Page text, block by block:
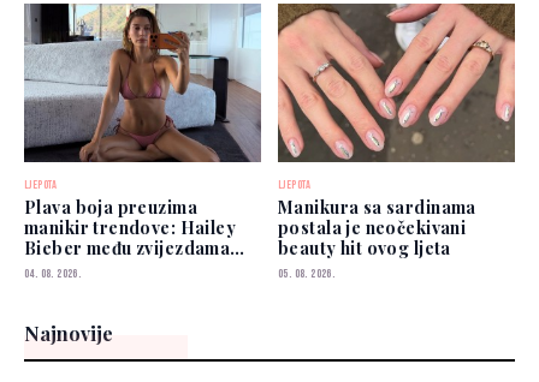
LJEPOTA
Plava boja preuzima
manikir trendove: Hailey
Bieber među zvijezdama
koje je već nose
04. 08. 2026.
LJEPOTA
Manikura sa sardinama
postala je neočekivani
beauty hit ovog ljeta
05. 08. 2026.
Najnovije